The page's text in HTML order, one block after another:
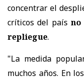
concentrar el
críticos del país no
repliegue.
"La medida
muchos años. En